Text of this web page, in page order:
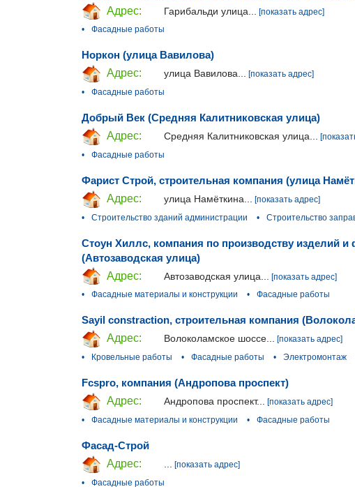
Адрес:
Гарибальди улица...
[показать адрес]
•
Фасадные работы
Норкон (улица Вавилова)
Адрес:
улица Вавилова... [показать адрес]
•
Фасадные работы
Добрый Век (Средняя Калитниковская улица)
Адрес:
Средняя Калитниковская улица...
•
Фасадные работы
Фарист Строй, строительная компания (улица
Адрес:
улица Намёткина...
[показать адрес]
•
Строительство зданий администрации • Строительство
Стоун Хиллс, компания по производству изделий и
(Автозаводская улица)
Адрес:
Автозаводская улица...
[показать адрес]
•
Фасадные материалы и конструкции • Фасадные работы
Sayil constraction, строительная компания
Адрес:
Волоколамское шоссе... [показать адрес]
•
Кровельные работы • Фасадные работы • Электромонтаж
Fcspro, компания (Андропова проспект)
Адрес:
Андропова проспект... [показать адрес]
•
Фасадные материалы и конструкции • Фасадные работы
Фасад-Строй
Адрес:
[показать адрес]
•
Фасадные работы